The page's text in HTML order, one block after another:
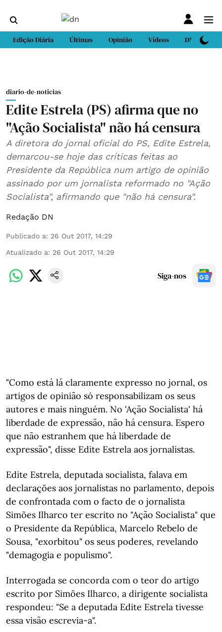
Edição Diária Últimas Opinião Vídeos DN Sport
diario-de-noticias
Edite Estrela (PS) afirma que no
"Ação Socialista" não há censura
A diretora do jornal oficial do PS, Edite Estrela,
demarcou-se hoje das críticas feitas ao
Presidente da República num artigo de opinião
assinado por um jornalista reformado no "Ação
Socialista", afirmando que "não há censura".
Redação DN
Publicado a: 26 Out 2017, 14:29
Atualizado a: 26 Out 2017, 14:29
Siga-nos
"Como está lá claramente expresso no jornal, os
artigos de opinião só responsabilizam os seus
autores e mais ninguém. No 'Ação Socialista' há
liberdade de expressão, não há censura. Espero
que não estranhem que há liberdade de
expressão", disse Edite Estrela aos jornalistas.
Edite Estrela, deputada socialista, falava em
declarações aos jornalistas no parlamento, depois
de confrontada com o facto de o jornalista
Simões Ilharco ter escrito no "Ação Socialista" que
o Presidente da República, Marcelo Rebelo de
Sousa, "exorbitou" os seus poderes, revelando
"demagogia e populismo".
Interrogada se concorda com o teor do artigo
escrito por Simões Ilharco, a dirigente socialista
respondeu: "Se a deputada Edite Estrela tivesse
essa visão escrevia-a".